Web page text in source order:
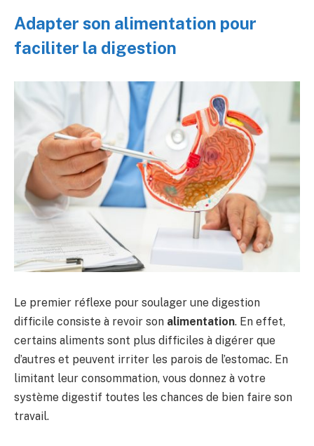
Adapter son alimentation pour
faciliter la digestion
Le premier réflexe pour soulager une digestion
difficile consiste à revoir son alimentation. En effet,
certains aliments sont plus difficiles à digérer que
d’autres et peuvent irriter les parois de l’estomac. En
limitant leur consommation, vous donnez à votre
système digestif toutes les chances de bien faire son
travail.